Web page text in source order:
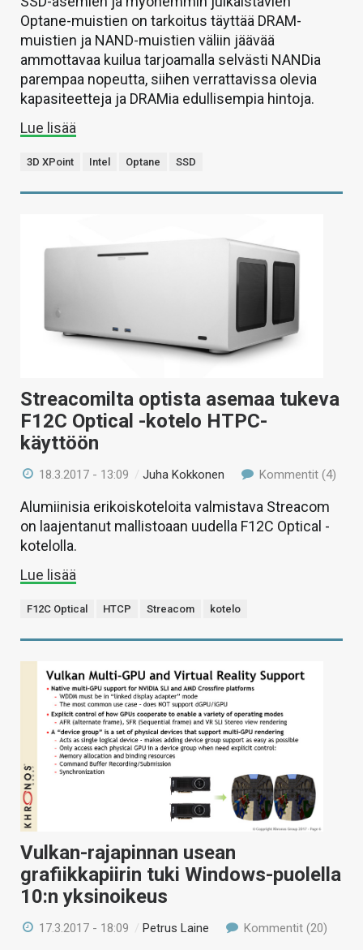
Optane-muistien on tarkoitus täyttää DRAM-
muistien ja NAND-muistien väliin jäävää
ammottavaa kuilua tarjoamalla selvästi NANDia
parempaa nopeutta, siihen verrattavissa olevia
kapasiteetteja ja DRAMia edullisempia hintoja.
Lue lisää
3D XPoint Intel Optane SSD
Streacomilta optista asemaa tukeva
F12C Optical -kotelo HTPC-
käyttöön
18.3.2017 - 13:09 /Juha Kokkonen Kommentit (4)
Alumiinisia erikoiskoteloita valmistava Streacom
on laajentanut mallistoaan uudella F12C Optical -
kotelolla.
Lue lisää
F12C Optical HTCP Streacom kotelo
Vulkan-rajapinnan usean
grafiikkapiirin tuki Windows-puolella
10:n yksinoikeus
17.3.2017 - 18:09 /Petrus Laine Kommentit (20)